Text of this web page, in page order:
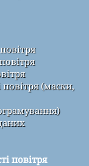
(маски,
повітря